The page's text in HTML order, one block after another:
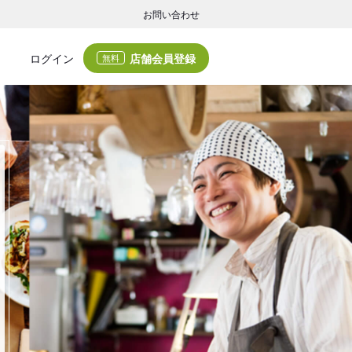
お問い合わせ
ログイン 無料 店舗会員登録
集客・業務支援
グの集客サービスと業務支援サービスで店舗経営の課題解決を支援します。